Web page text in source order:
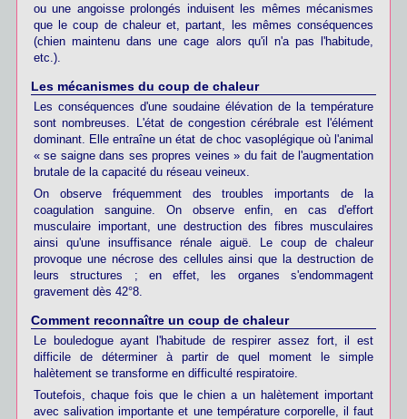
ou une angoisse prolongés induisent les mêmes mécanismes
que le coup de chaleur et, partant, les mêmes conséquences
(chien maintenu dans une cage alors qu'il n'a pas l'habitude,
etc.).
Les mécanismes du coup de chaleur
Les conséquences d'une soudaine élévation de la température
sont nombreuses. L'état de congestion cérébrale est l'élément
dominant. Elle entraîne un état de choc vasoplégique où l'animal
« se saigne dans ses propres veines » du fait de l'augmentation
brutale de la capacité du réseau veineux.
On observe fréquemment des troubles importants de la
coagulation sanguine. On observe enfin, en cas d'effort
musculaire important, une destruction des fibres musculaires
ainsi qu'une insuffisance rénale aiguë. Le coup de chaleur
provoque une nécrose des cellules ainsi que la destruction de
leurs structures ; en effet, les organes s'endommagent
gravement dès 42°8.
Comment reconnaître un coup de chaleur
Le bouledogue ayant l'habitude de respirer assez fort, il est
difficile de déterminer à partir de quel moment le simple
halètement se transforme en difficulté respiratoire.
Toutefois, chaque fois que le chien a un halètement important
avec salivation importante et une température corporelle, il faut